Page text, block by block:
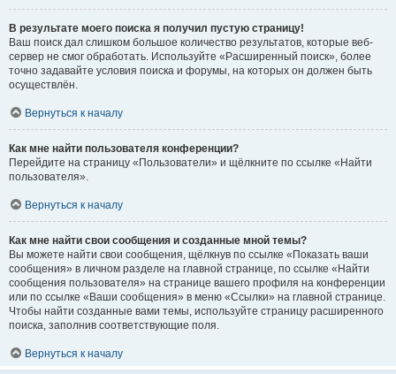
В результате моего поиска я получил пустую страницу!
Ваш поиск дал слишком большое количество результатов, которые веб-
сервер не смог обработать. Используйте «Расширенный поиск», более
точно задавайте условия поиска и форумы, на которых он должен быть
осуществлён.
Вернуться к началу
Как мне найти пользователя конференции?
Перейдите на страницу «Пользователи» и щёлкните по ссылке «Найти
пользователя».
Вернуться к началу
Как мне найти свои сообщения и созданные мной темы?
Вы можете найти свои сообщения, щёлкнув по ссылке «Показать ваши
сообщения» в личном разделе на главной странице, по ссылке «Найти
сообщения пользователя» на странице вашего профиля на конференции
или по ссылке «Ваши сообщения» в меню «Ссылки» на главной странице.
Чтобы найти созданные вами темы, используйте страницу расширенного
поиска, заполнив соответствующие поля.
Вернуться к началу